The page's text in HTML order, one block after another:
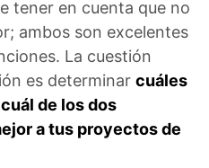
tener en cuenta que no
ambos son excelentes
La cuestión
es determinar cuáles
cuál de los dos
a tus proyectos de